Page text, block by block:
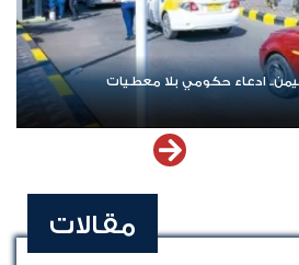
ادعاء حكومي بلا معطيات
مقالات